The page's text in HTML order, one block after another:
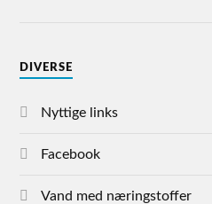
DIVERSE
Nyttige links
Facebook
Vand med næringstoffer